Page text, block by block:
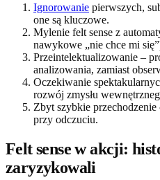
Ignorowanie pierwszych,
one są kluczowe.
Mylenie felt sense z
nawykowe „nie chce mi
Przeintelektualizowanie –
analizowania, zamiast
Oczekiwanie
rozwój zmysłu
Zbyt szybkie przechodzenie
przy odczuciu.
Felt sense w akcji:
zaryzykowali